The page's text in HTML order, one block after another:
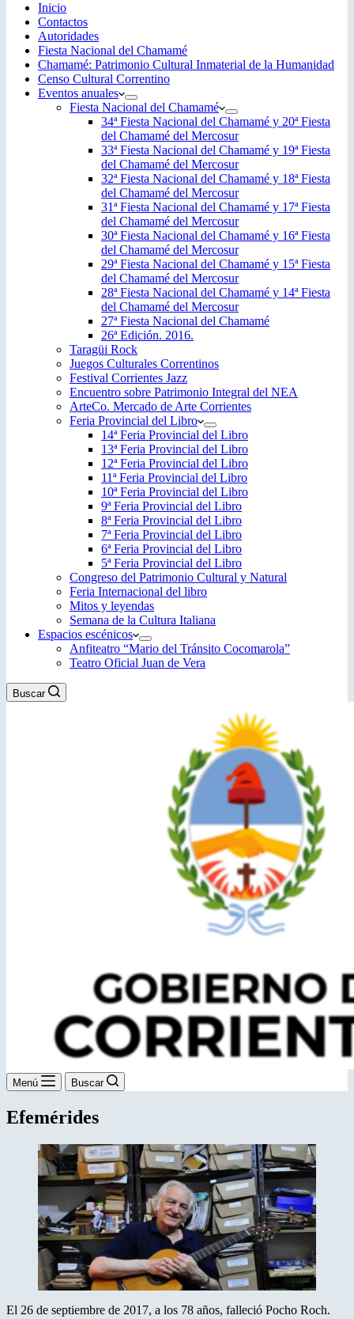
Inicio
Contactos
Autoridades
Fiesta Nacional del Chamamé
Chamamé: Patrimonio Cultural Inmaterial de la Humanidad
Censo Cultural Correntino
Eventos anuales
Fiesta Nacional del Chamamé
34ª Fiesta Nacional del Chamamé y 20ª Fiesta
del Chamamé del Mercosur
33ª Fiesta Nacional del Chamamé y 19ª Fiesta
del Chamamé del Mercosur
32ª Fiesta Nacional del Chamamé y 18ª Fiesta
del Chamamé del Mercosur
31ª Fiesta Nacional del Chamamé y 17ª Fiesta
del Chamamé del Mercosur
30ª Fiesta Nacional del Chamamé y 16ª Fiesta
del Chamamé del Mercosur
29ª Fiesta Nacional del Chamamé y 15ª Fiesta
del Chamamé del Mercosur
28ª Fiesta Nacional del Chamamé y 14ª Fiesta
del Chamamé del Mercosur
27ª Fiesta Nacional del Chamamé
26ª Edición. 2016.
Taragüi Rock
Juegos Culturales Correntinos
Festival Corrientes Jazz
Encuentro sobre Patrimonio Integral del NEA
ArteCo. Mercado de Arte Corrientes
Feria Provincial del Libro
14ª Feria Provincial del Libro
13ª Feria Provincial del Libro
12ª Feria Provincial del Libro
11ª Feria Provincial del Libro
10ª Feria Provincial del Libro
9ª Feria Provincial del Libro
8ª Feria Provincial del Libro
7ª Feria Provincial del Libro
6ª Feria Provincial del Libro
5ª Feria Provincial del Libro
Congreso del Patrimonio Cultural y Natural
Feria Internacional del libro
Mitos y leyendas
Semana de la Cultura Italiana
Espacios escénicos
Anfiteatro “Mario del Tránsito Cocomarola”
Teatro Oficial Juan de Vera
Buscar
Menú Buscar
Efemérides
El 26 de septiembre de 2017, a los 78 años, falleció Pocho Roch.